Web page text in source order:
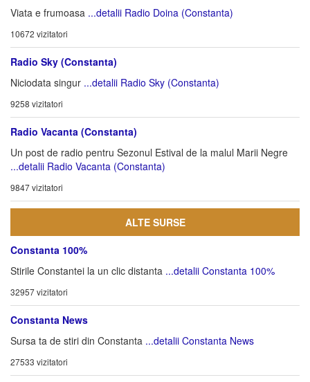
Viata e frumoasa ...detalii Radio Doina (Constanta)
10672 vizitatori
Radio Sky (Constanta)
Niciodata singur ...detalii Radio Sky (Constanta)
9258 vizitatori
Radio Vacanta (Constanta)
Un post de radio pentru Sezonul Estival de la malul Marii Negre
...detalii Radio Vacanta (Constanta)
9847 vizitatori
ALTE SURSE
Constanta 100%
Stirile Constantei la un clic distanta ...detalii Constanta 100%
32957 vizitatori
Constanta News
Sursa ta de stiri din Constanta ...detalii Constanta News
27533 vizitatori